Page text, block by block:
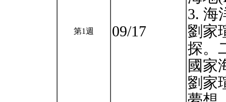
第1週 09/17
3. 海
劉家
探。
國家
劉家